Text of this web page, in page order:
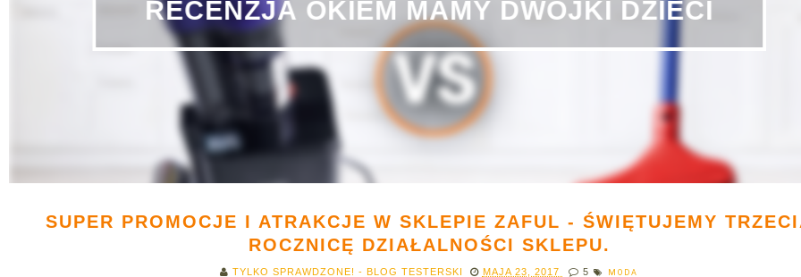
DWÓJKI DZIECI
SUPER PROMOCJE I ATRAKCJE W SKLEPIE ZAFUL - ŚWIĘTUJEMY
ROCZNICĘ DZIAŁALNOŚCI SKLEPU.
TYLKO SPRAWDZONE! - BLOG TESTERSKI MAJA 23, 2017 5 MODA